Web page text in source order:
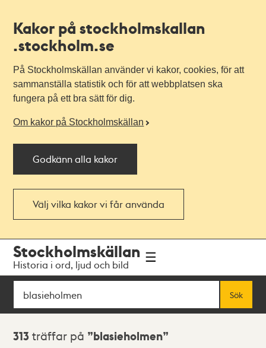
Kakor på stockholmskallan
.stockholm.se
På Stockholmskällan använder vi kakor, cookies, för att
sammanställa statistik och för att webbplatsen ska
fungera på ett bra sätt för dig.
Om kakor på Stockholmskällan
Godkänn alla kakor
Välj vilka kakor vi får använda
navigationen
huvudinnehållet
Stockholmskällan
Historia i ord, ljud och bild
Sök
Sök
Sökresultat
313 träffar på blasieholmen